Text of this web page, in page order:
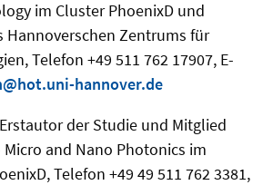
im Cluster PhoenixD und
Hannoverschen Zentrums für
Telefon +49 511 762 17907, E-
hannover.de
der Studie und Mitglied
Micro and Nano Photonics im
Telefon +49 49 511 762 3381,